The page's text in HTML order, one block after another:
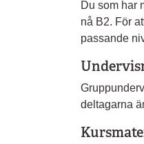
Du som har
nå B2. För
passande
deltagarna